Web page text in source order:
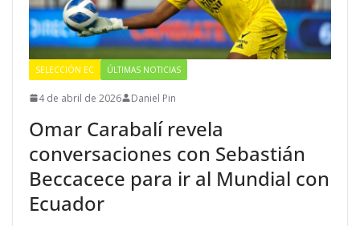
SELECCIÓN EC ÚLTIMAS NOTICIAS
4 de abril de 2026 Daniel Pin
Omar Carabalí revela
conversaciones con Sebastián
Beccacece para ir al Mundial con
Ecuador